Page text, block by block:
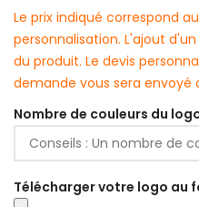
Le prix indiqué correspond
personnalisation. L'ajout
du produit. Le devis
demande vous sera envoyé
Nombre de couleurs du
Télécharger votre logo au